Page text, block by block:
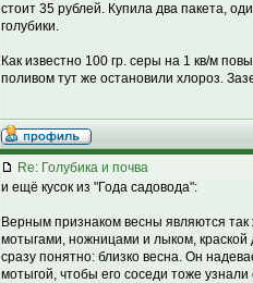
стоит 35 рублей. Купила два пакета,
голубики.
Как известно 100 гр. серы на 1 кв/м
поливом тут же остановили хлороз.
Re: Голубика и почва
и ещё кусок из "Года садовода":
Верным признаком весны являются так
мотыгами, ножницами и лыком, краской
сразу понятно: близко весна. Он
мотыгой, чтобы его соседи тоже